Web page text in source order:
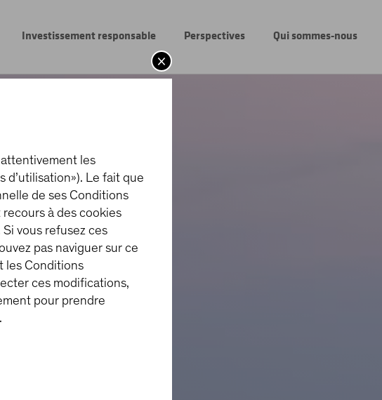
Investissement responsable Perspectives Qui sommes-nous
les
d’utilisation»). Le fait que
de ses Conditions
à des cookies
vous refusez ces
pas naviguer sur ce
les Conditions
ces modifications,
pour prendre